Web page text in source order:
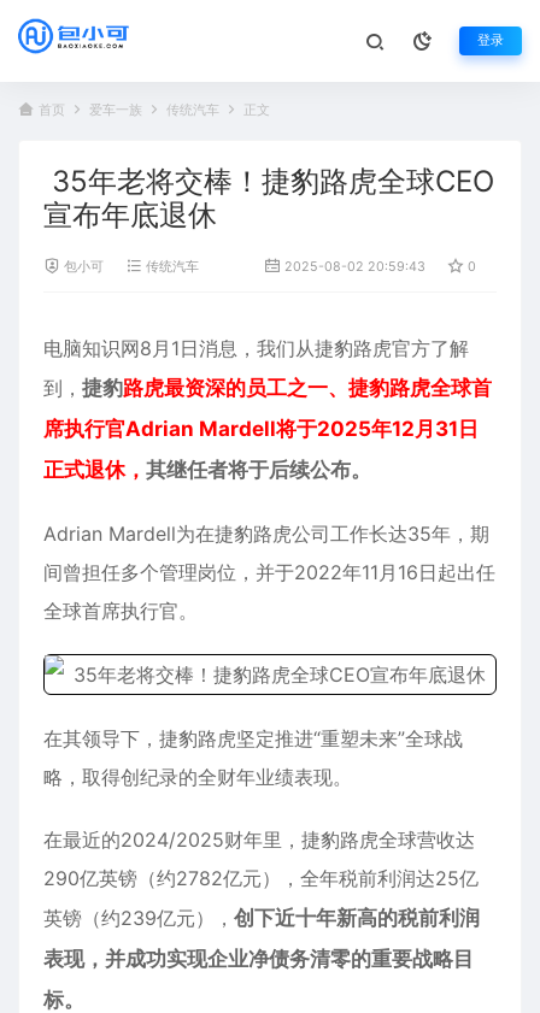
登录
首页 爱车一族 传统汽车 正文
35年老将交棒！捷豹路虎全球CEO
宣布年底退休
包小可 传统汽车 2025-08-02 20:59:43 0
电脑知识网8月1日消息，我们从捷豹路虎官方了解
到， 捷豹路虎最资深的员工之一、捷豹路虎全球首
席执行官Adrian Mardell将于2025年12月31日
正式退休， 其继任者将于后续公布。
Adrian Mardell为在捷豹路虎公司工作长达35年，期
间曾担任多个管理岗位，并于2022年11月16日起出任
全球首席执行官。
在其领导下，捷豹路虎坚定推进“重塑未来”全球战
略，取得创纪录的全财年业绩表现。
在最近的2024/2025财年里，捷豹路虎全球营收达
290亿英镑（约2782亿元），全年税前利润达25亿
英镑（约239亿元）， 创下近十年新高的税前利润
表现，并成功实现企业净债务清零的重要战略目
标。